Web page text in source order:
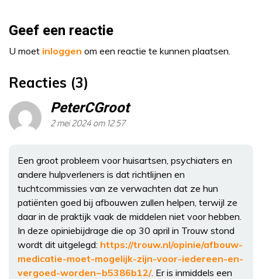
Geef een reactie
U moet inloggen om een reactie te kunnen plaatsen.
Reacties (3)
PeterCGroot
2 mei 2024 om 12:57
Een groot probleem voor huisartsen, psychiaters en
andere hulpverleners is dat richtlijnen en
tuchtcommissies van ze verwachten dat ze hun
patiënten goed bij afbouwen zullen helpen, terwijl ze
daar in de praktijk vaak de middelen niet voor hebben.
In deze opiniebijdrage die op 30 april in Trouw stond
wordt dit uitgelegd: https://trouw.nl/opinie/afbouw-
medicatie-moet-mogelijk-zijn-voor-iedereen-en-
vergoed-worden~b5386b12/. Er is inmiddels een